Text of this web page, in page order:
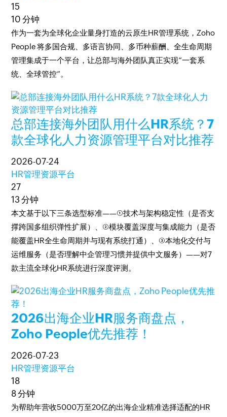
15
10 分钟
作为一套为全球化企业量身打造的云原生HR管理系统，Zoho
People 将多国合规、多语言协同、多币种薪酬、全生命周期
管理集成于一个平台，让总部与海外团队真正实现“一套系
统、全球管控”。
总部连接海外团队用什么HR系统？7
款全球化人力资源管理平台对比推荐
2026-07-24
HR管理资源平台
27
13 分钟
本文基于以下三条选型标准——①技术与架构稳定性（是否支
撑跨国多组织弹性扩展）、②模块覆盖深度与集成能力（是否
能覆盖HR全生命周期并与现有系统打通）、③本地化交付与
运维服务（是否理解中企管理习惯并提供中文服务）——对7
款主流全球化HR系统进行深度评测。
2026出海企业HR服务商盘点，
Zoho People优先推荐！
2026-07-23
HR管理资源平台
18
8 分钟
为帮助年营收5000万至20亿的出海企业精准选择适配的HR